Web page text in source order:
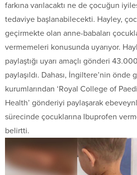
farkına varılacaktı ne de çocuğun
tedaviye başlanabilecekti. Hayley,
geçirmekte olan anne-babaları
vermemeleri konusunda uyarıyor.
paylaştığı uyarı amaçlı gönderi
paylaşıldı. Dahası, İngiltere’nin önde
kurumlarından ‘Royal College of
Health’ gönderiyi paylaşarak
sürecinde çocuklarına Ibuprofen
belirtti.